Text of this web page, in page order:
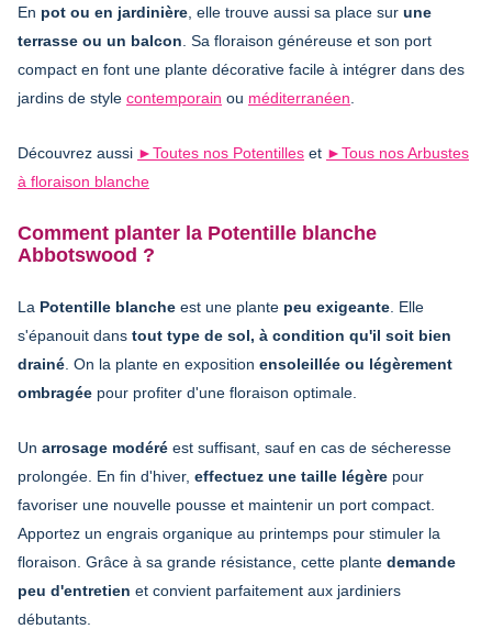
En pot ou en jardinière , elle trouve aussi sa place sur une
terrasse ou un balcon . Sa floraison généreuse et son port
compact en font une plante décorative facile à intégrer dans des
jardins de style contemporain ou méditerranéen
Découvrez aussi ►Toutes nos Potentilles et ►Tous nos Arbustes
à floraison blanche
Comment planter la Potentille blanche
Abbotswood ?
La Potentille blanche est une plante peu exigeante . Elle
s'épanouit dans tout type de sol, à condition qu'il soit bien
drainé . On la plante en exposition ensoleillée ou légèrement
ombragée pour profiter d'une floraison optimale.
Un arrosage modéré est suffisant, sauf en cas de sécheresse
prolongée. En fin d'hiver, effectuez une taille légère pour
favoriser une nouvelle pousse et maintenir un port compact.
Apportez un engrais organique au printemps pour stimuler la
floraison. Grâce à sa grande résistance, cette plante demande
peu d'entretien et convient parfaitement aux jardiniers
débutants.